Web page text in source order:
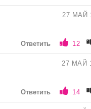
27 МАЙ
Ответить 12
27 МАЙ
Ответить 14